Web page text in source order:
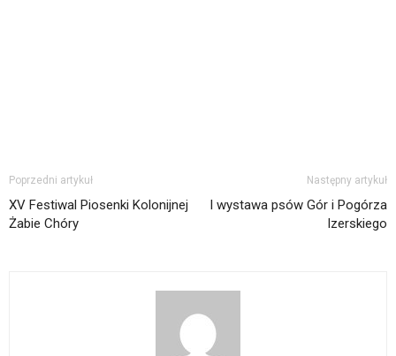
Poprzedni artykuł
XV Festiwal Piosenki Kolonijnej
Żabie Chóry
Następny artykuł
I wystawa psów Gór i Pogórza
Izerskiego